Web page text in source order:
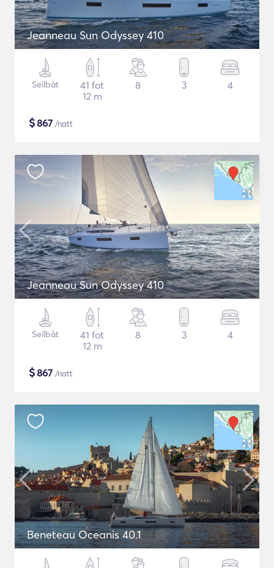
Jeanneau Sun Odyssey 410
Seilbåt
41 fot
12 m
8 3 4
$867 /natt
Jeanneau Sun Odyssey 410
Seilbåt
41 fot
12 m
8 3 4
$867 /natt
Beneteau Oceanis 40.1